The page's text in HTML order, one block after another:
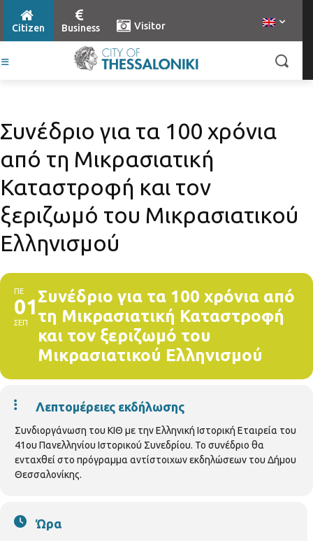
Citizen Business Visitor
Συνέδριο για τα 100 χρόνια
από τη Μικρασιατική
Καταστροφή και τον
ξεριζωμό του Μικρασιατικού
Ελληνισμού
ΠΕ
01
ΣΕΠ
Συνέδριο για τα 100 χρόνια από
τη Μικρασιατική Καταστροφή
και τον ξεριζωμό του
Μικρασιατικού Ελληνισμού
Λεπτομέρειες εκδήλωσης
Συνδιοργάνωση του ΚΙΘ με την Ελληνική Ιστορική Εταιρεία του
41ου Πανελληνίου Ιστορικού Συνεδρίου. Το συνέδριο θα
ενταχθεί στο πρόγραμμα αντίστοιχων εκδηλώσεων του Δήμου
Θεσσαλονίκης.
Ώρα